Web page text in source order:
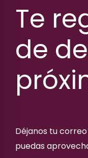
Te
de
Déjanos tu
puedas